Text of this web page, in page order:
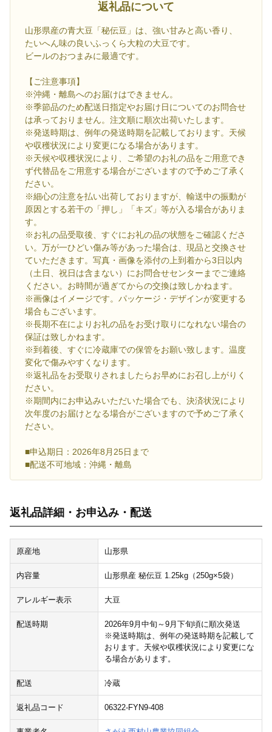
返礼品について
山形県産の青大豆「秘伝豆」は、強い甘みと高い香り、
たいへん味の良いふっくら大粒の大豆です。
ビールのおつまみに最適です。
【ご注意事項】
※沖縄・離島へのお届けはできません。
※季節品のため配送日指定やお届け日についてのお問合せ
は承っておりません。注文順に順次出荷いたします。
※発送時期は、例年の発送時期を記載しております。天候
や収穫状況により変更になる場合があります。
※天候や収穫状況により、ご希望のお礼の品をご用意でき
ず代替品をご用意する場合がございますので予めご了承く
ださい。
※細心の注意を払い出荷しておりますが、輸送中の振動が
原因とする若干の「押し」「キズ」等が入る場合がありま
す。
※お礼の品受取後、すぐにお礼の品の状態をご確認くださ
い。万が一ひどい傷み等があった場合は、現品と交換させ
ていただきます。写真・画像を添付の上到着から3日以内
（土日、祝日は含まない）にお問合せセンターまでご連絡
ください。お時間が過ぎてからの交換は致しかねます。
※画像はイメージです。パッケージ・デザインが変更する
場合もございます。
※長期不在によりお礼の品をお受け取りになれない場合の
保証は致しかねます。
※到着後、すぐに冷蔵庫での保管をお願い致します。温度
変化で傷みやすくなります。
※返礼品をお受取りされましたらお早めにお召し上がりく
ださい。
※期間内にお申込みいただいた場合でも、決済状況により
次年度のお届けとなる場合がございますので予めご了承く
ださい。
■申込期日：2026年8月25日まで
■配送不可地域：沖縄・離島
返礼品詳細・お申込み・配送
原産地 山形県
内容量 山形県産 秘伝豆 1.25kg（250g×5袋）
アレルギー表示 大豆
配送時期
2026年9月中旬～9月下旬頃に順次発送
※発送時期は、例年の発送時期を記載して
おります。天候や収穫状況により変更にな
る場合があります。
配送 冷蔵
返礼品コード 06322-FYN9-408